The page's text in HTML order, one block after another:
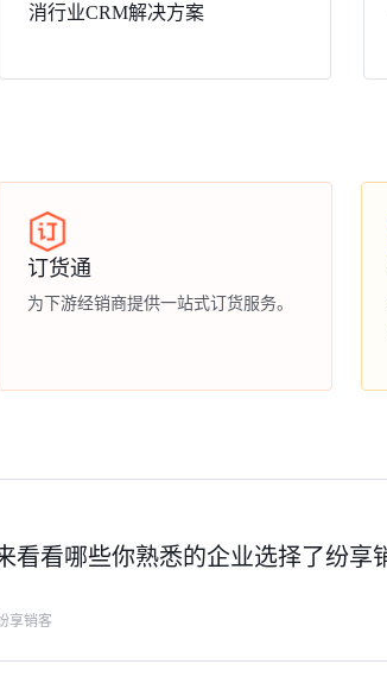
消行业CRM解决方案
订货通
为下游经销商提供一站式订货服务。
看看哪些你熟悉的企业选择了纷享
享销客